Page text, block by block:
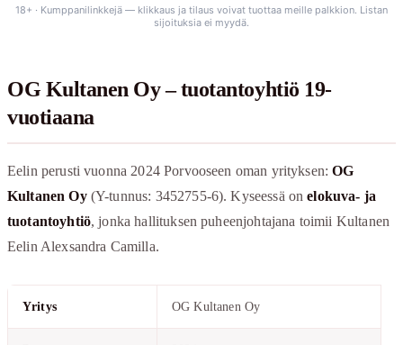
18+ · Kumppanilinkkejä — klikkaus ja tilaus voivat tuottaa meille palkkion. Listan
sijoituksia ei myydä.
OG Kultanen Oy – tuotantoyhtiö 19-
vuotiaana
Eelin perusti vuonna 2024 Porvooseen oman yrityksen:OG
Kultanen Oy(Y-tunnus: 3452755-6). Kyseessä onelokuva- ja
tuotantoyhtiö, jonka hallituksen puheenjohtajana toimii Kultanen
Eelin Alexsandra Camilla.
Yritys OG Kultanen Oy